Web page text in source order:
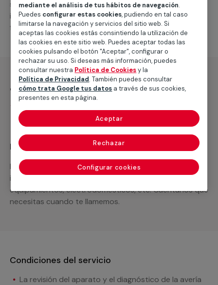
suministro de los materiales necesarios, las
intervenciones a realizar, o la mano de obra que hará
falta para completar tu proyecto.
¿Qué incluye?
Recuerda que en MULTIMAP
Podemos ofrecer cualquier servicio a medida
incluyendo todo lo que necesites: materiales,
equipamientos, electrodomésticos, etc. Cuéntanos que
necesitas cuando te llamemos.
Condiciones del servicio
La revisión del aparato y el diagnóstico de la avería
mediante el análisis de tus hábitos de navegación.
Puedes configurar estas cookies, pudiendo en tal caso
limitarse la navegación y servicios del sitio web. Si
aceptas las cookies estás consintiendo la utilización de
las cookies en este sitio web. Puedes aceptar todas las
cookies pulsando el botón "Aceptar", configurar o
rechazar su uso. Si deseas más información, puedes
consultar nuestra Política de Cookiesy la
Política de Privacidad. También puedes consultar
cómo trata Google tus datos a través de sus cookies,
presentes en esta página.
Configurar cookies
Rechazar
Aceptar